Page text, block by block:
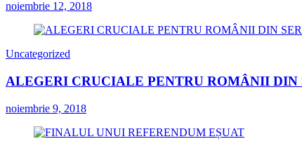
noiembrie 12, 2018
Uncategorized
ALEGERI CRUCIALE PENTRU ROMÂNII DIN
noiembrie 9, 2018